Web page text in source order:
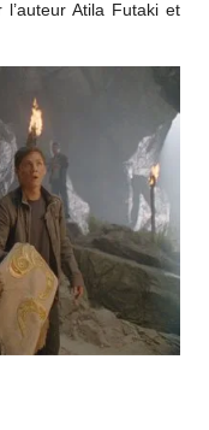
Atila Futaki et